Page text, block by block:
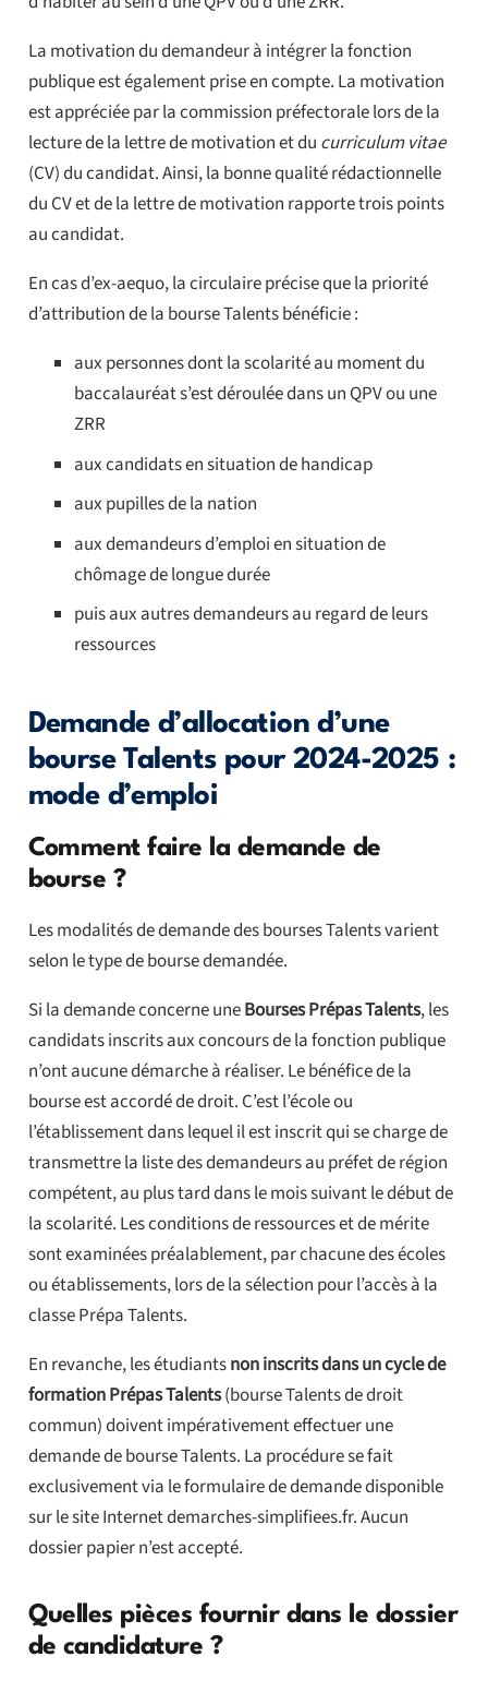
La motivation du demandeur à intégrer la fonction
publique est également prise en compte. La motivation
est appréciée par la commission préfectorale lors de la
lecture de la lettre de motivation et du curriculum vitae
(CV) du candidat. Ainsi, la bonne qualité rédactionnelle
du CV et de la lettre de motivation rapporte trois points
au candidat.
En cas d’ex-aequo, la circulaire précise que la priorité
d’attribution de la bourse Talents bénéficie :
aux personnes dont la scolarité au moment du
baccalauréat s’est déroulée dans un QPV ou une
ZRR
aux candidats en situation de handicap
aux pupilles de la nation
aux demandeurs d’emploi en situation de
chômage de longue durée
puis aux autres demandeurs au regard de leurs
ressources
Demande d’allocation d’une
bourse Talents pour 2024-2025 :
mode d’emploi
Comment faire la demande de
bourse ?
Les modalités de demande des bourses Talents varient
selon le type de bourse demandée.
Si la demande concerne uneBourses Prépas Talents, les
candidats inscrits aux concours de la fonction publique
n’ont aucune démarche à réaliser. Le bénéfice de la
bourse est accordé de droit. C’est l’école ou
l’établissement dans lequel il est inscrit qui se charge de
transmettre la liste des demandeurs au préfet de région
compétent, au plus tard dans le mois suivant le début de
la scolarité. Les conditions de ressources et de mérite
sont examinées préalablement, par chacune des écoles
ou établissements, lors de la sélection pour l’accès à la
classe Prépa Talents.
En revanche, les étudiantsnon inscrits dans un cycle de
formation Prépas Talents(bourse Talents de droit
commun) doivent impérativement effectuer une
demande de bourse Talents. La procédure se fait
exclusivement via le formulaire de demande disponible
sur le site Internet demarches-simplifiees.fr. Aucun
dossier papier n’est accepté.
Quelles pièces fournir dans le dossier
de candidature ?